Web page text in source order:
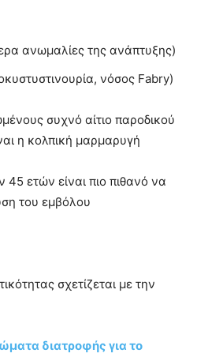
ανωμαλίες της ανάπτυξης)
νόσος Fabry)
συχνό αίτιο παροδικού
η κολπική μαρμαρυγή
45 ετών είναι πιο πιθανό να
του εμβόλου
σχετίζεται με την
διατροφής για το